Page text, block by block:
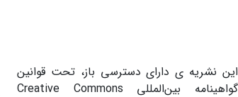
این نشریه ی دارای دسترسی باز، تحت قوانین
گواهینامه بین‌المللی Creative Commons